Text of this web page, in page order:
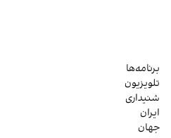
برنامه‌ها
تلویزیون
شنیداری
ایران
جهان